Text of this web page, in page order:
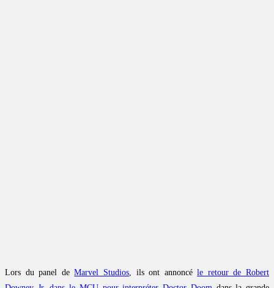
Lors du panel deMarvel Studios, ils ont annoncéle retour de Robert